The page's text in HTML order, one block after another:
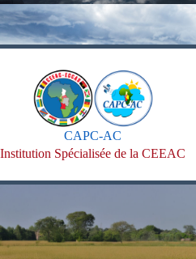
Passer
au
contenu
CAPC-AC
Institution Spécialisée de la CEEAC